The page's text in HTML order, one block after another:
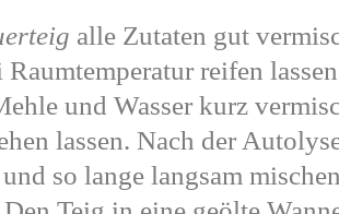
alle Zutaten gut
Raumtemperatur reifen
und Wasser kurz
lassen. Nach der
so lange langsam